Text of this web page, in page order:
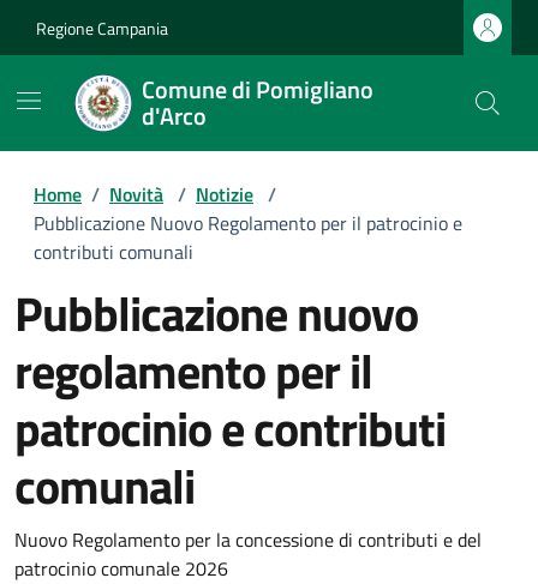
Regione Campania
Comune di Pomigliano
d'Arco
Home / Novità / Notizie /
Pubblicazione Nuovo Regolamento per il patrocinio e
contributi comunali
pubblicazione nuovo
regolamento per il
patrocinio e contributi
comunali
Dettagli della notizia
Nuovo Regolamento per la concessione di contributi e del
patrocinio comunale 2026